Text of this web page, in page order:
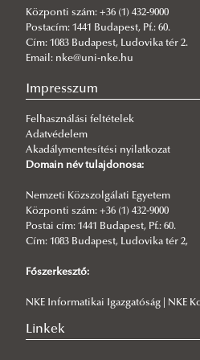
2026/06/04
UNESCO Tanszékünk az Európai
konferenciabeszámoló
2026/05/16
Társadalmi és szabályozási
között – konferencia program
Alina Kirillinával az UNESCO Magyar
2026/05/15
Ki tanít kit? Ember és gép az MI-
Digital Skills and Platform Use in the
Központi szám: +36 (1) 432-9000
Postacím: 1441 Budapest, Pf.: 60.
Cím: 1083 Budapest, Ludovika tér 2.
Email: nke@uni-nke.hu
Impresszum
Felhasználási feltételek
Adatvédelem
Akadálymentesítési nyilatkozat
Domain név tulajdonosa:
Nemzeti Közszolgálati Egyetem
Központi szám: +36 (1) 432-9000
Postai cím: 1441 Budapest, Pf.: 60.
Cím: 1083 Budapest, Ludovika tér 2,
Főszerkesztő:
NKE Informatikai Igazgatóság | NKE
Linkek